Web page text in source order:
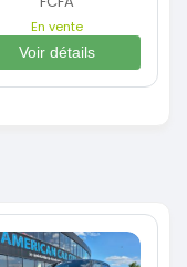
En vente
Voir détails